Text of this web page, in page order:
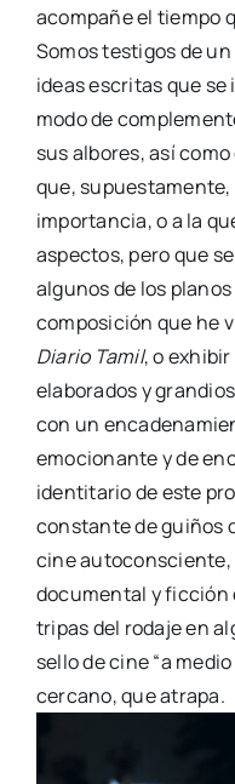
acompañe el tiempo
Somos testigos de
ideas escritas que
modo de
sus albores, así
que,
importancia, o a la
aspectos, pero que
algunos de los
composición que he
Diario Tamil, o
elaborados y
con un
emocionante y de
identitario de este
constante de guiños
cine
documental y ficción
tripas del rodaje en
sello de cine “a
cercano, que atrapa.